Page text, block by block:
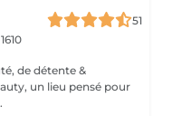
51
de détente &